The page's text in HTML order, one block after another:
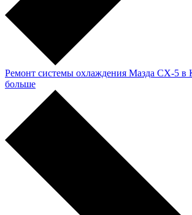
Ремонт системы охлаждения Мазда CX-5 в
больше